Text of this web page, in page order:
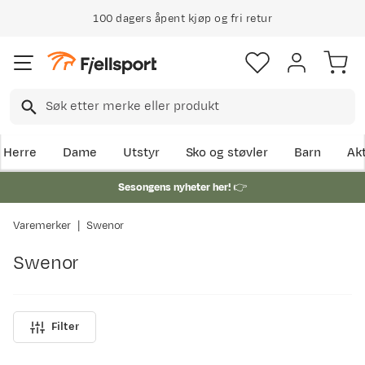
100 dagers åpent kjøp og fri retur
Herre Dame Utstyr Sko og støvler Barn
Sesongens nyheter her!👉
Varemerker Swenor
Swenor
Filter